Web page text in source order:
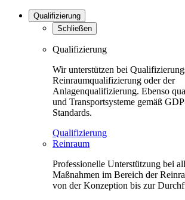
Qualifizierung
Schließen
Qualifizierung
Wir unterstützen bei
Reinraumqualifizierung oder der
Anlagenqualifizierung. Ebenso
und Transportsysteme gemäß
Standards.
Qualifizierung
Reinraum
Professionelle Unterstützung bei
Maßnahmen im Bereich der
von der Konzeption bis zur